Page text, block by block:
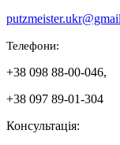
Телефони:
+38 098 88-00-046,
+38 097 89-01-304
Консультація: